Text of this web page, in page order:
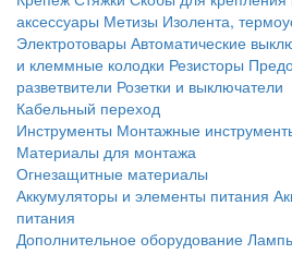
аксессуары Метизы Изолента,
Электротовары Автоматические
и клеммные колодки Резисторы
разветвители Розетки и выключатели
Кабельный переход
Инструменты Монтажные
Материалы для монтажа
Огнезащитные материалы
Аккумуляторы и элементы питания
питания
Дополнительное оборудование